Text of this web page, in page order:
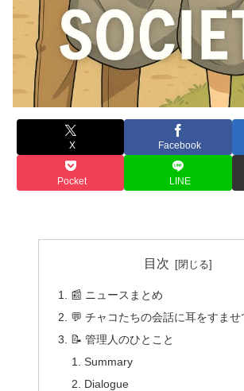
X Facebook
Pocket LINE
目次
📰 ニュースまとめ
💬 チャコたちの会話に耳をすま
📝 管理人のひとこと
Summary
Dialogue